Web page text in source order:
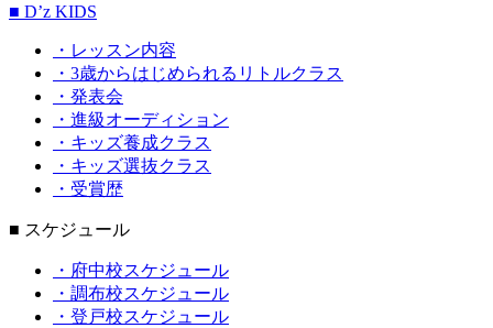
■ D’z KIDS
・レッスン内容
・3歳からはじめられるリトルクラス
・発表会
・進級オーディション
・キッズ養成クラス
・キッズ選抜クラス
・受賞歴
■ スケジュール
・府中校スケジュール
・調布校スケジュール
・登戸校スケジュール